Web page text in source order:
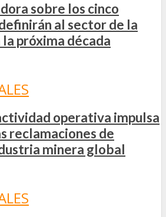
sobre los cinco
al sector de la
próxima década
operativa impulsa
reclamaciones de
minera global